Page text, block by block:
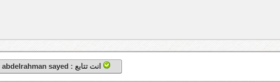
انت تتابع : abdelrahman sayed